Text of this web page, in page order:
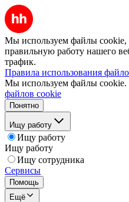
Мы используем файлы cookie,
правильную работу нашего
трафик.
Правила использования
Мы используем файлы cookie.
файлов cookie
Понятно
Ищу работу
Ищу работу
Ищу работу
Ищу сотрудника
Сервисы
Помощь
Ещё